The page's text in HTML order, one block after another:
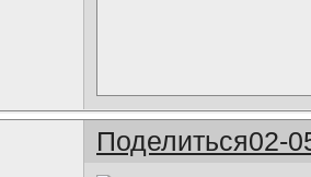
Поделиться02-